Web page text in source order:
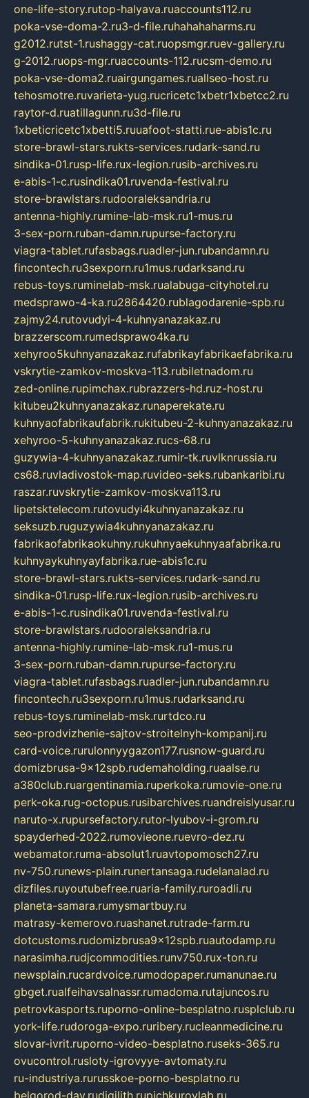
one-life-story.rutop-halyava.ruaccounts112.ru
poka-vse-doma-2.ru3-d-file.ruhahahaharms.ru
g2012.rutst-1.rushaggy-cat.ruopsmgr.ruev-gallery.ru
g-2012.ruops-mgr.ruaccounts-112.rucsm-demo.ru
poka-vse-doma2.ruairgungames.ruallseo-host.ru
tehosmotre.ruvarieta-yug.rucricetc1xbetr1xbetcc2.ru
raytor-d.ruatillagunn.ru3d-file.ru
1xbeticricetc1xbetti5.ruuafoot-statti.rue-abis1c.ru
store-brawl-stars.rukts-services.rudark-sand.ru
sindika-01.rusp-life.rux-legion.rusib-archives.ru
e-abis-1-c.rusindika01.ruvenda-festival.ru
store-brawlstars.rudooraleksandria.ru
antenna-highly.rumine-lab-msk.ru1-mus.ru
3-sex-porn.ruban-damn.rupurse-factory.ru
viagra-tablet.rufasbags.ruadler-jun.rubandamn.ru
fincontech.ru3sexporn.ru1mus.rudarksand.ru
rebus-toys.ruminelab-msk.rualabuga-cityhotel.ru
medsprawo-4-ka.ru2864420.rublagodarenie-spb.ru
zajmy24.rutovudyi-4-kuhnyanazakaz.ru
brazzerscom.rumedsprawo4ka.ru
xehyroo5kuhnyanazakaz.rufabrikayfabrikaefabrika.ru
vskrytie-zamkov-moskva-113.rubiletnadom.ru
zed-online.rupimchax.rubrazzers-hd.ruz-host.ru
kitubeu2kuhnyanazakaz.runaperekate.ru
kuhnyaofabrikaufabrik.rukitubeu-2-kuhnyanazakaz.ru
xehyroo-5-kuhnyanazakaz.rucs-68.ru
guzywia-4-kuhnyanazakaz.rumir-tk.ruvlknrussia.ru
cs68.ruvladivostok-map.ruvideo-seks.rubankaribi.ru
raszar.ruvskrytie-zamkov-moskva113.ru
lipetsktelecom.rutovudyi4kuhnyanazakaz.ru
seksuzb.ruguzywia4kuhnyanazakaz.ru
fabrikaofabrikaokuhny.rukuhnyaekuhnyaafabrika.ru
kuhnyaykuhnyayfabrika.rue-abis1c.ru
store-brawl-stars.rukts-services.rudark-sand.ru
sindika-01.rusp-life.rux-legion.rusib-archives.ru
e-abis-1-c.rusindika01.ruvenda-festival.ru
store-brawlstars.rudooraleksandria.ru
antenna-highly.rumine-lab-msk.ru1-mus.ru
3-sex-porn.ruban-damn.rupurse-factory.ru
viagra-tablet.rufasbags.ruadler-jun.rubandamn.ru
fincontech.ru3sexporn.ru1mus.rudarksand.ru
rebus-toys.ruminelab-msk.rurtdco.ru
seo-prodvizhenie-sajtov-stroitelnyh-kompanij.ru
card-voice.rurulonnyygazon177.rusnow-guard.ru
domizbrusa-9x12spb.rudemaholding.ruaalse.ru
a380club.ruargentinamia.ruperkoka.rumovie-one.ru
perk-oka.rug-octopus.rusibarchives.ruandreislyusar.ru
naruto-x.rupursefactory.rutor-lyubov-i-grom.ru
spayderhed-2022.rumovieone.ruevro-dez.ru
webamator.ruma-absolut1.ruavtopomosch27.ru
nv-750.runews-plain.runertansaga.rudelanalad.ru
dizfiles.ruyoutubefree.ruaria-family.ruroadli.ru
planeta-samara.rumysmartbuy.ru
matrasy-kemerovo.ruashanet.rutrade-farm.ru
dotcustoms.rudomizbrusa9x12spb.ruautodamp.ru
narasimha.rudjcommodities.runv750.rux-ton.ru
newsplain.rucardvoice.rumodopaper.rumanunae.ru
gbget.rualfeihavsalnassr.rumadoma.rutajuncos.ru
petrovkasports.ruporno-online-besplatno.rusplclub.ru
york-life.rudoroga-expo.ruribery.rucleanmedicine.ru
slovar-ivrit.ruporno-video-besplatno.ruseks-365.ru
ovucontrol.rusloty-igrovyye-avtomaty.ru
ru-industriya.rurusskoe-porno-besplatno.ru